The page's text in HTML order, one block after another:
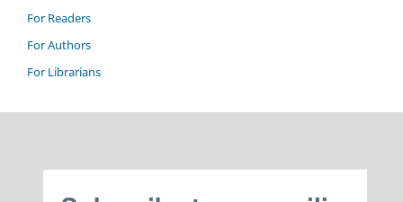
For Readers
For Authors
For Librarians